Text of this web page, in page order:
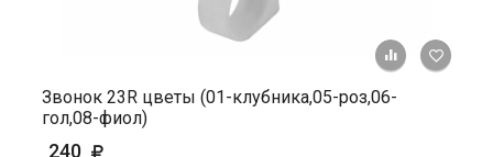
+ К
Звонок 23R цветы (01-клубника,05-роз,06-
гол,08-фиол)
240